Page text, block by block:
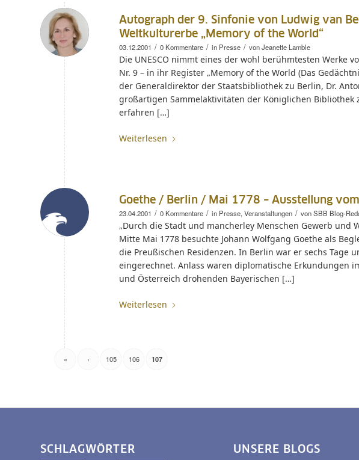
Autograph der 9. Sinfonie von Ludwig van
Weltkulturerbe „Memory of the World“
03.12.2001 / 0 Kommentare / in Presse / vonJeanette Lamble
Die UNESCO nimmt eines der wohl berühmtesten Werke
Nr. 9 – in ihr Register „Memory of the World (Das
der Generaldirektor der Staatsbibliothek zu Berlin, Dr.
großartigen Sammelaktivitäten der Königlichen
erfahren […]
Weiterlesen
Goethe / Berlin / Mai 1778 – Ausstellung
23.04.2001 / 0 Kommentare / in Presse, Veranstaltungen / vonSBB Blog-
„Durch die Stadt und mancherley Menschen Gewerb und
Mitte Mai 1778 besuchte Johann Wolfgang Goethe als
die Preußischen Residenzen. In Berlin war er sechs Tage
eingerechnet. Anlass waren diplomatische Erkundungen
und Österreich drohenden Bayerischen […]
Weiterlesen
« ‹ 105 106 107
SCHLAGWÖRTER UNSERE BLOGS